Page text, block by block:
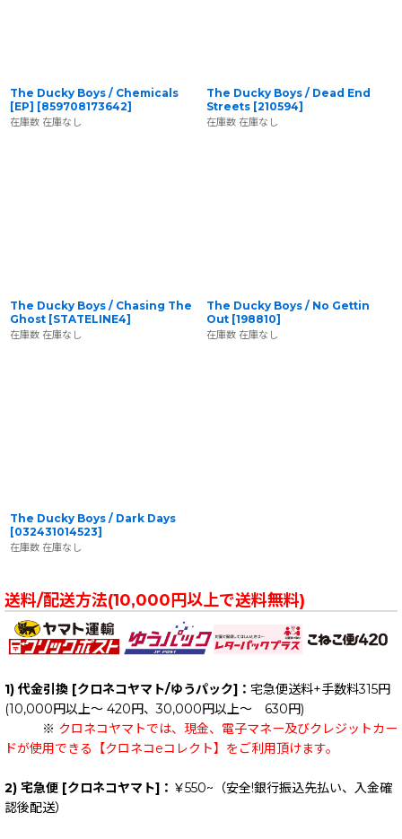
The Ducky Boys / Chemicals
[EP] [859708173642]
在庫数 在庫なし
The Ducky Boys / Dead End
Streets [210594]
在庫数 在庫なし
The Ducky Boys / Chasing The
Ghost [STATELINE4]
在庫数 在庫なし
The Ducky Boys / No Gettin
Out [198810]
在庫数 在庫なし
The Ducky Boys / Dark Days
[032431014523]
在庫数 在庫なし
送料/配送方法(10,000円以上で送料無料)
1) 代金引換 [クロネコヤマト/ゆうパック]： 宅急便送料+手数料315円
(10,000円以上～ 420円、30,000円以上～ 630円)
※ クロネコヤマトでは、現金、電子マネー及びクレジットカー
ドが使用できる【クロネコeコレクト】をご利用頂けます。
2) 宅急便 [クロネコヤマト]： ￥550~（安全!銀行振込先払い、入金確
認後配送）